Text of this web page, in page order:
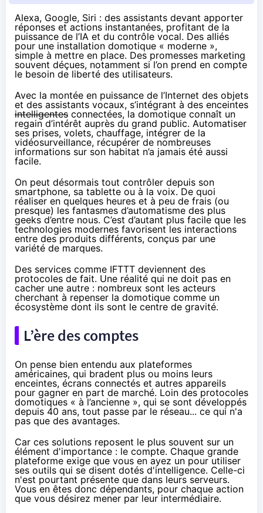
Alexa, Google, Siri : des assistants devant apporter
réponses et actions instantanées, profitant de la
puissance de l’IA et du contrôle vocal. Des alliés
pour une installation domotique « moderne »,
simple à mettre en place. Des promesses marketing
souvent déçues, notamment si l’on prend en compte
le besoin de liberté des utilisateurs.
Avec la montée en puissance de l’Internet des objets
et des assistants vocaux, s’intégrant à des enceintes
intelligentes connectées, la domotique connaît un
regain d’intérêt auprès du grand public. Automatiser
ses prises, volets, chauffage, intégrer de la
vidéosurveillance, récupérer de nombreuses
informations sur son habitat n’a jamais été aussi
facile.
On peut désormais tout contrôler depuis son
smartphone, sa tablette ou à la voix. De quoi
réaliser en quelques heures et à peu de frais (ou
presque) les fantasmes d’automatisme des plus
geeks d’entre nous. C’est d’autant plus facile que les
technologies modernes favorisent les interactions
entre des produits différents, conçus par une
variété de marques.
Des services comme IFTTT deviennent des
protocoles de fait. Une réalité qui ne doit pas en
cacher une autre : nombreux sont les acteurs
cherchant à repenser la domotique comme un
écosystème dont ils sont le centre de gravité.
L’ère des comptes
On pense bien entendu aux plateformes
américaines, qui bradent plus ou moins leurs
enceintes, écrans connectés et autres appareils
pour gagner en part de marché. Loin des protocoles
domotiques « à l’ancienne », qui se sont développés
depuis 40 ans, tout passe par le réseau... ce qui n'a
pas que des avantages.
Car ces solutions reposent le plus souvent sur un
élément d'importance : le compte. Chaque grande
plateforme exige que vous en ayez un pour utiliser
ses outils qui se disent dotés d'intelligence. Celle-ci
n'est pourtant présente que dans leurs serveurs.
Vous en êtes donc dépendants, pour chaque action
que vous désirez mener par leur intermédiaire.